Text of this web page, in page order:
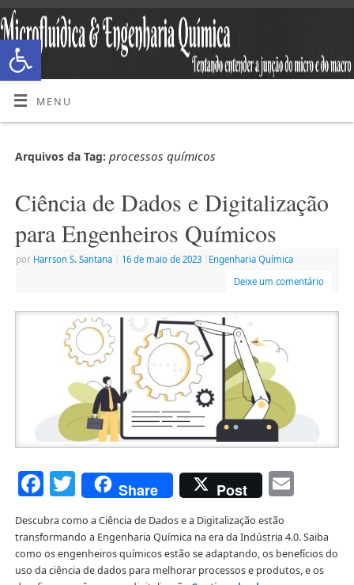
Abrir a barra de ferramentas
MENU
Arquivos da Tag: processos químicos
Ciência de Dados e Digitalização
para Engenheiros Químicos
por Harrson S. Santana 16 de maio de 2023
Engenharia Química
Deixe um comentário
Facebook
Twitter
Share Post
Descubra como a Ciência de Dados e a Digitalização estão
transformando a Engenharia Química na era da Indústria 4.0. Saiba
como os engenheiros químicos estão se adaptando, os benefícios do
uso da ciência de dados para melhorar processos e produtos, e os